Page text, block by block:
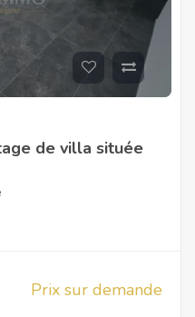
de villa située
Prix sur demande